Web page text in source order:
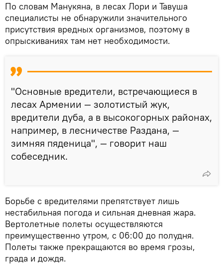
По словам Манукяна, в лесах Лори и Тавуша
специалисты не обнаружили значительного
присутствия вредных организмов, поэтому в
опрыскиваниях там нет необходимости.
"Основные вредители, встречающиеся в
лесах Армении — золотистый жук,
вредители дуба, а в высокогорных районах,
например, в лесничестве Раздана, —
зимняя пяденица", — говорит наш
собеседник.
Борьбе с вредителями препятствует лишь
нестабильная погода и сильная дневная жара.
Вертолетные полеты осуществляются
преимущественно утром, с 06:00 до полудня.
Полеты также прекращаются во время грозы,
града и дождя.